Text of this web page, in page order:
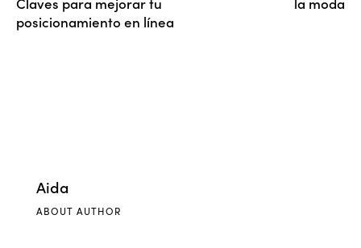
posicionamiento en línea
Aida
ABOUT AUTHOR